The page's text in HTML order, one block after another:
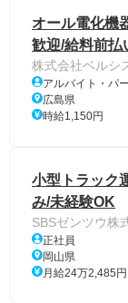
オール電化機
歓迎/給料前払
株式会社ベルシ
アルバイト・パ
広島県
時給1,150円
小型トラック
み/未経験OK
SBSゼンツウ株
正社員
岡山県
月給24万2,485円